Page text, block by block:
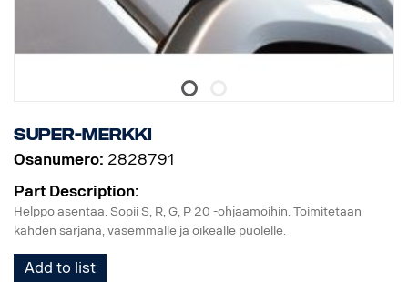
Super-merkki
Osanumero: 2828791
Part Description:
Helppo asentaa. Sopii S, R, G, P 20 -ohjaamoihin. Toimitetaan
kahden sarjana, vasemmalle ja oikealle puolelle.
Add to list